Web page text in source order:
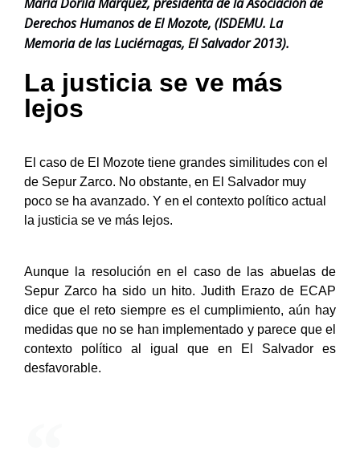
María Dorila Márquez, presidenta de la Asociación de
Derechos Humanos de El Mozote, ​​(ISDEMU. La
Memoria de las Luciérnagas, El Salvador 2013).
La justicia se ve más
lejos
El caso de El Mozote tiene grandes similitudes con el
de Sepur Zarco. No obstante, en El Salvador muy
poco se ha avanzado. Y en el contexto político actual
la justicia se ve más lejos.
Aunque la resolución en el caso de las abuelas de
Sepur Zarco ha sido un hito. Judith Erazo de ECAP
dice que el reto siempre es el cumplimiento, aún hay
medidas que no se han implementado y parece que el
contexto político al igual que en El Salvador es
desfavorable.